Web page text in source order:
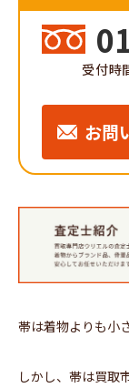
受付時
お問
帯は着物よりも小
しかし、帯は買取